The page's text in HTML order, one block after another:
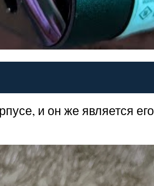
и он же является